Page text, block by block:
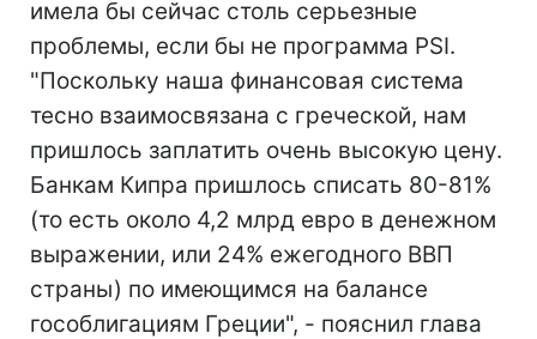
имела бы сейчас столь серьезные
проблемы, если бы не программа PSI.
"Поскольку наша финансовая система
тесно взаимосвязана с греческой, нам
пришлось заплатить очень высокую цену.
Банкам Кипра пришлось списать 80-81%
(то есть около 4,2 млрд евро в денежном
выражении, или 24% ежегодного ВВП
страны) по имеющимся на балансе
гособлигациям Греции", - пояснил глава